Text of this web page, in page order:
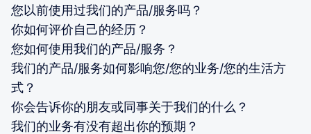
您以前使用过我们的产品/服务吗？
你如何评价自己的经历？
您如何使用我们的产品/服务？
我们的产品/服务如何影响您/您的业务/您的生活方
式？
你会告诉你的朋友或同事关于我们的什么？
我们的业务有没有超出你的预期？